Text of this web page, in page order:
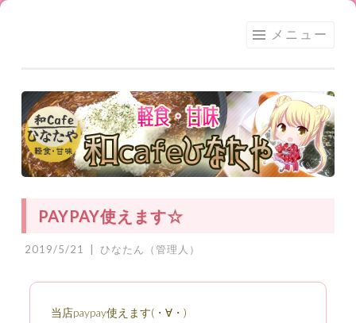
ン
ツ
へ
ス
キ
ッ
ひな
たや
メニュー
PAYPAY使えます☆
2019/5/21 ひなたん（管理人）
当店paypay使えます(・∀・)